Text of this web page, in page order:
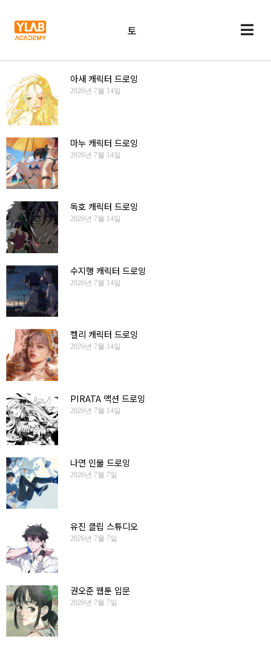
토
아새 캐릭터 드로잉
2026년 7월 14일
마누 캐릭터 드로잉
2026년 7월 14일
독호 캐릭터 드로잉
2026년 7월 14일
수지행 캐릭터 드로잉
2026년 7월 14일
켈리 캐릭터 드로잉
2026년 7월 14일
PIRATA 액션 드로잉
2026년 7월 14일
나연 인물 드로잉
2026년 7월 7일
유진 클립 스튜디오
2026년 7월 7일
권오준 웹툰 입문
2026년 7월 7일